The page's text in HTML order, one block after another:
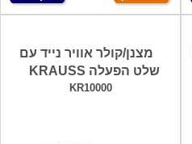
מצנן/קולר אוויר נייד עם
שלט הפעלה KRAUSS
KR10000